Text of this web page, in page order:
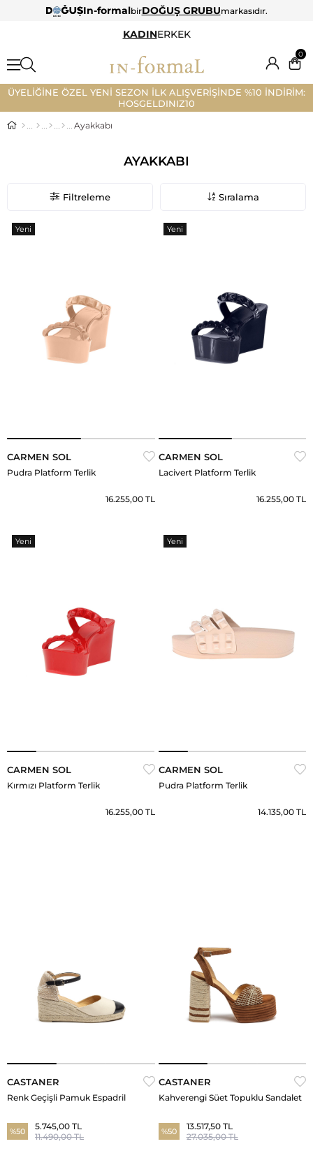
In-formalbirDOĞUŞ GRUBUmarkasıdır.
KADINERKEK
0
ÜYELİĞİNE ÖZEL YENİ SEZON İLK ALIŞVERİŞİNDE %10 İNDİRİM:
HOSGELDINIZ10
Ayakkabı
AYAKKABI
Filtreleme Sıralama
CARMEN SOL
Pudra Platform Terlik
16.255,00 TL
Yeni
CARMEN SOL
Lacivert Platform Terlik
16.255,00 TL
Yeni
CARMEN SOL
Kırmızı Platform Terlik
16.255,00 TL
Yeni
CARMEN SOL
Pudra Platform Terlik
14.135,00 TL
Yeni
CASTANER
Renk Geçişli Pamuk Espadril
%50
5.745,00 TL
11.490,00 TL
CASTANER
Kahverengi Süet Topuklu Sandalet
%50
13.517,50 TL
27.035,00 TL